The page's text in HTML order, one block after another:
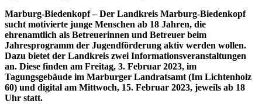
Marburg-Biedenkopf – Der Landkreis Marburg-Biedenkopf
sucht motivierte junge Menschen ab 18 Jahren, die
ehrenamtlich als Betreuerinnen und Betreuer beim
Jahresprogramm der Jugendförderung aktiv werden wollen.
Dazu bietet der Landkreis zwei Informationsveranstaltungen
an. Diese finden am Freitag, 3. Februar 2023, im
Tagungsgebäude im Marburger Landratsamt (Im Lichtenholz
60) und digital am Mittwoch, 15. Februar 2023, jeweils ab 18
Uhr statt.